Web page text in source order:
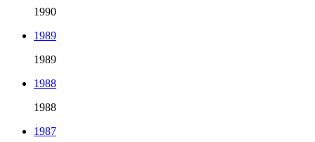
1990
1989
1989
1988
1988
1987